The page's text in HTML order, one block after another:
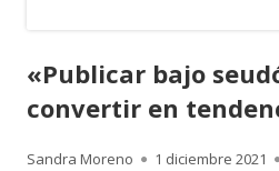
«Publicar bajo
convertir en
Autor
Sandra Moreno
Publicado
1 diciembre 2021